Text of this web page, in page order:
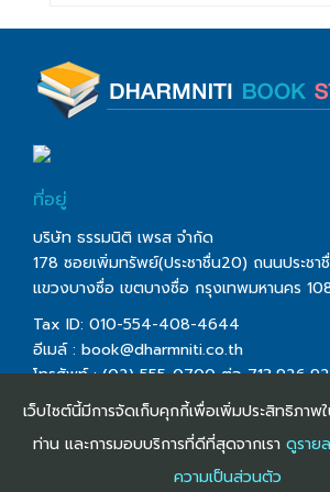
ที่อยู่
บริษัท ธรรมนิติ เพรส จำกัด
178 ซอยเพิ่มทรัพย์(ประชาชื่น20) ถนนประชา
แขวงบางซื่อ เขตบางซื่อ กรุงเทพมหานคร
Tax ID: 010-554-408-4644
อีเมล์ : book@dharmniti.co.th
โทรศัพท์ : (02) 555-0700 ต่อ
โทรสาร : (02) 555-0728
เว็บไซต์นี้มีการจัดเก็บคุกกี้เพื่อเพิ่มประสิทธิภาพ
ท่าน และการมอบบริการที่ดีที่สุดจากเรา ดูราย
ความเป็นส่วนตัว